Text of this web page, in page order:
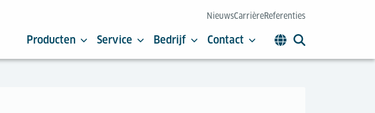
NieuwsCarrièreReferenties
Producten Service Bedrijf Contact